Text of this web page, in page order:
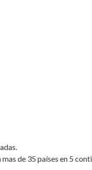
de 35 países en 5